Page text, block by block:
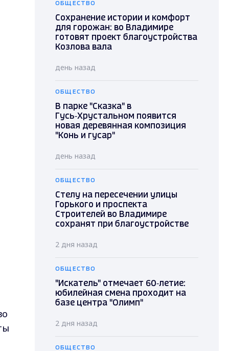
ОБЩЕСТВО
Сохранение истории и комфорт
для горожан: во Владимире
готовят проект благоустройства
Козлова вала
день назад
ОБЩЕСТВО
В парке "Сказка" в
Гусь‑Хрустальном появится
новая деревянная композиция
"Конь и гусар"
день назад
ОБЩЕСТВО
Стелу на пересечении улицы
Горького и проспекта
Строителей во Владимире
сохранят при благоустройстве
2 дня назад
ОБЩЕСТВО
"Искатель" отмечает 60‑летие:
юбилейная смена проходит на
базе центра "Олимп"
2 дня назад
ОБЩЕСТВО